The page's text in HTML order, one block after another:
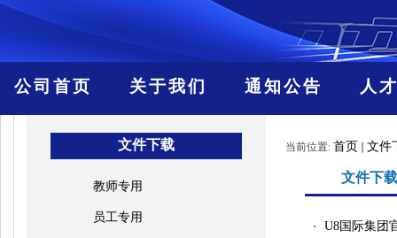
公司首页 关于我们 通知公告 人
文件下载
教师专用
员工专用
当前位置: 首页 文件
文件下载
・ U8国际集团